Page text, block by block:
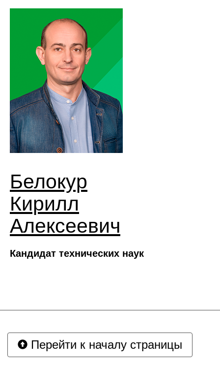
Белокур
Кирилл
Алексеевич
Кандидат технических наук
Перейти к началу страницы